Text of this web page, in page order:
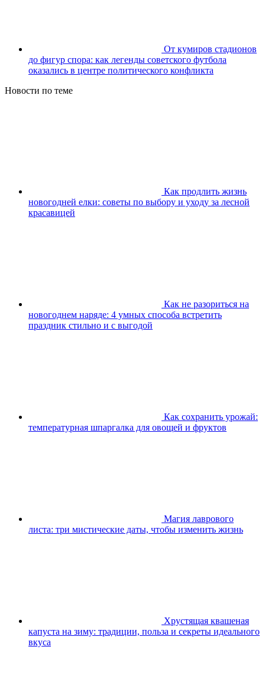
От кумиров стадионов
до фигур спора: как легенды советского футбола
оказались в центре политического конфликта
Новости по теме
Как продлить жизнь
новогодней елки: советы по выбору и уходу за лесной
красавицей
Как не разориться на
новогоднем наряде: 4 умных способа встретить
праздник стильно и с выгодой
Как сохранить урожай:
температурная шпаргалка для овощей и фруктов
Магия лаврового
листа: три мистические даты, чтобы изменить жизнь
Хрустящая квашеная
капуста на зиму: традиции, польза и секреты идеального
вкуса